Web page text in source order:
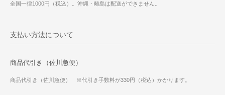
全国一律1000円（税込）。沖縄・離島は配送ができません。
支払い方法について
商品代引き（佐川急便）
商品代引き（佐川急便） ※代引き手数料が330円（税込）かかります。